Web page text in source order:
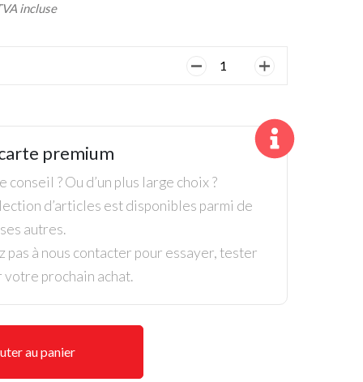
incluse
quantité
Casquette
Homme,
Bleu
premium
conseil ? Ou d’un plus large choix ?
d’articles est disponibles parmi de
autres.
pas à nous contacter pour essayer, tester
prochain achat.
au panier